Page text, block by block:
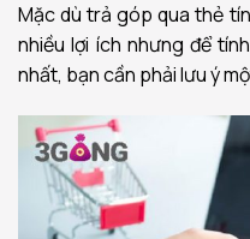
Mặc dù trả góp qua thẻ
nhiều lợi ích nhưng để
nhất, bạn cần phải lưu ý